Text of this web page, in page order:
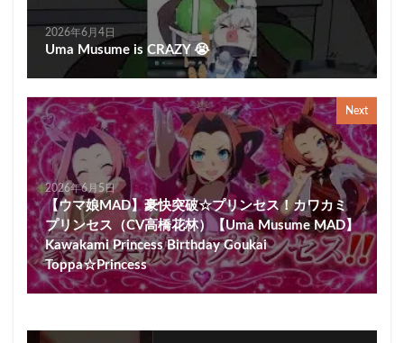
2026年6月4日
Uma Musume is CRAZY 😭
Next
2026年6月5日
【ウマ娘MAD】豪快突破☆プリンセス！カワカミ
プリンセス（CV高橋花林）【Uma Musume MAD】
Kawakami Princess Birthday Goukai
Toppa☆Princess